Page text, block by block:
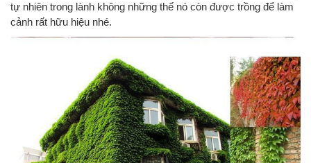
tự nhiên trong lành không những thế nó còn được trồng để làm
cảnh rất hữu hiệu nhé.